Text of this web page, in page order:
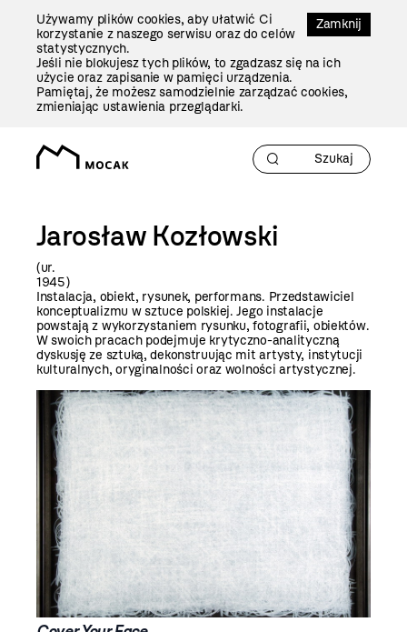
Zamknij
Używamy plików cookies, aby ułatwić Ci
korzystanie z naszego serwisu oraz do celów
statystycznych.
Jeśli nie blokujesz tych plików, to zgadzasz się na ich
użycie oraz zapisanie w pamięci urządzenia.
Pamiętaj, że możesz samodzielnie zarządzać cookies,
zmieniając ustawienia przeglądarki.
Jarosław Kozłowski
(ur.
Instalacja, obiekt, rysunek, performans. Przedstawiciel
konceptualizmu w sztuce polskiej. Jego instalacje
powstają z wykorzystaniem rysunku, fotografii, obiektów.
W swoich pracach podejmuje krytyczno-analityczną
dyskusję ze sztuką, dekonstruując mit artysty, instytucji
kulturalnych, oryginalności oraz wolności artystycznej.